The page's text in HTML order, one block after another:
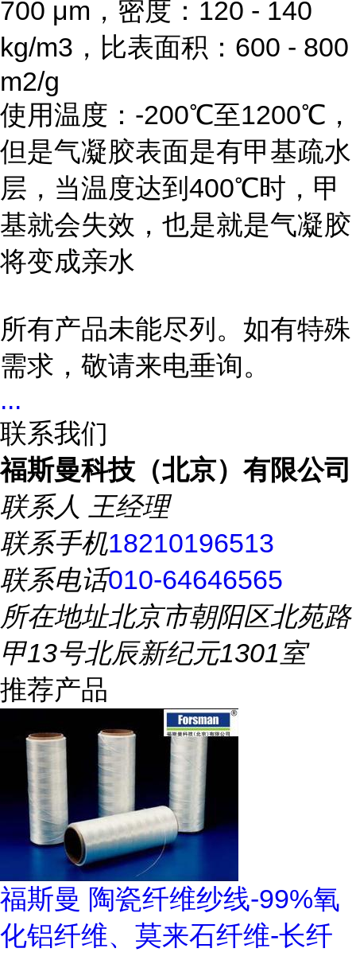
700 μm，密度：120 - 140
kg/m3，比表面积：600 - 800
m2/g
使用温度：-200℃至1200℃，
但是气凝胶表面是有甲基疏水
层，当温度达到400℃时，甲
基就会失效，也是就是气凝胶
将变成亲水
所有产品未能尽列。如有特殊
需求，敬请来电垂询。
...
联系我们
福斯曼科技（北京）有限公司
联系人 王经理
联系手机18210196513
联系电话010-64646565
所在地址北京市朝阳区北苑路
甲13号北辰新纪元1301室
推荐产品
福斯曼 陶瓷纤维纱线-99%氧
化铝纤维、莫来石纤维-长纤